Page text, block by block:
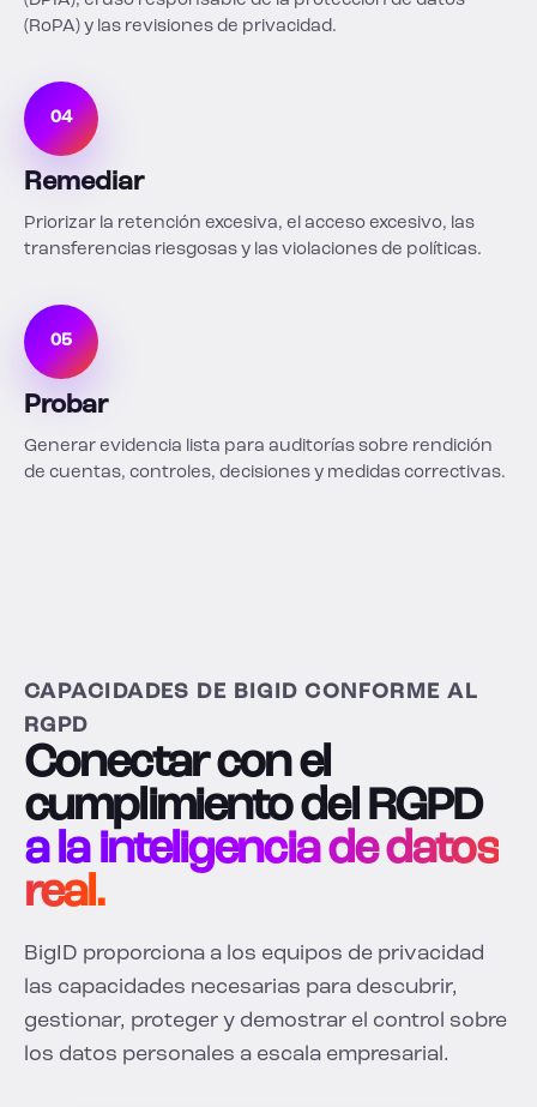
(RoPA) y las revisiones de privacidad.
04
Remediar
Priorizar la retención excesiva, el acceso excesivo, las
transferencias riesgosas y las violaciones de políticas.
05
Probar
Generar evidencia lista para auditorías sobre rendición
de cuentas, controles, decisiones y medidas correctivas.
CAPACIDADES DE BIGID CONFORME AL
RGPD
Conectar con el
cumplimiento del RGPD
a la inteligencia de datos
real.
BigID proporciona a los equipos de privacidad
las capacidades necesarias para descubrir,
gestionar, proteger y demostrar el control sobre
los datos personales a escala empresarial.